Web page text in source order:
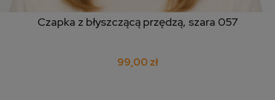
Czapka z błyszczącą przędzą, szara 057
99,00 zł